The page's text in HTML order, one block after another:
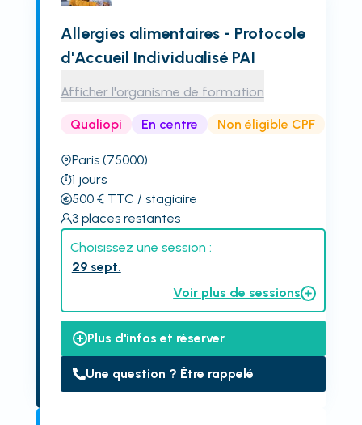
Allergies alimentaires - Protocole
d'Accueil Individualisé PAI
Afficher l'organisme de formation
Qualiopi En centre Non éligible CPF
Paris (75000)
1 jours
500€ TTC / stagiaire
3 places restantes
Choisissez une session :
29 sept.
Voir plus de sessions
Plus d'infos et réserver
Une question ? Être rappelé